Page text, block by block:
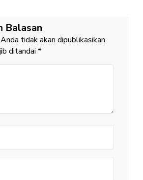
Balasan
tidak akan dipublikasikan.
ditandai *